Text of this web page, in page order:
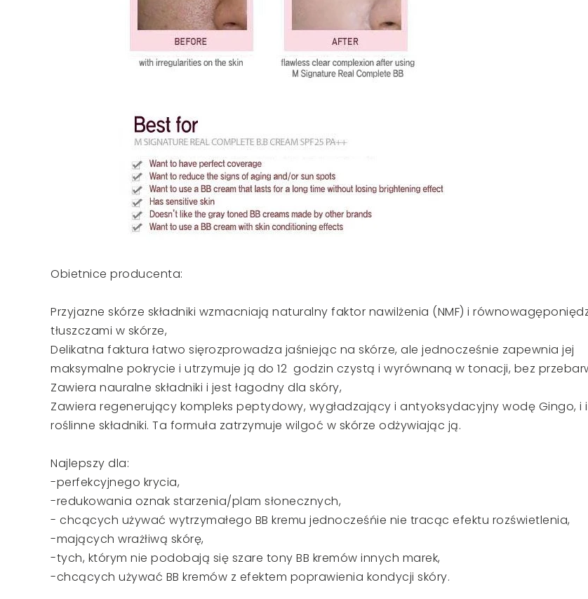
Obietnice producenta:
Przyjazne skórze składniki wzmacniają naturalny faktor nawilżenia (NMF) i
tłuszczami w skórze,
Delikatna faktura łatwo sięrozprowadza jaśniejąc na skórze, ale jednocześnie zapewnia jej
maksymalne pokrycie i utrzymuje ją do 12 godzin czystą i wyrównaną w tonacji, bez
Zawiera nauralne składniki i jest łagodny dla skóry,
Zawiera regenerujący kompleks peptydowy, wygładzający i antyoksydacyjny wodę Gingo, i
roślinne składniki. Ta formuła zatrzymuje wilgoć w skórze odżywiając ją.
Najlepszy dla:
-perfekcyjnego krycia,
-redukowania oznak starzenia/plam słonecznych,
- chcących używać wytrzymałego BB kremu jednocześńie nie tracąc efektu rozświetlenia,
-mających wrażłiwą skórę,
-tych, którym nie podobają się szare tony BB kremów innych marek,
-chcących używać BB kremów z efektem poprawienia kondycji skóry.